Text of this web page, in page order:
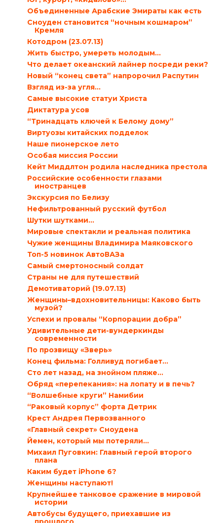
Объединенные Арабские Эмираты как есть
Сноуден становится “ночным кошмаром”
Кремля
Котодром (23.07.13)
Жить быстро, умереть молодым…
Что делает океанский лайнер посреди реки?
Новый “конец света” напророчил Распутин
Взгляд из-за угля…
Самые высокие статуи Христа
Диктатура усов
“Тринадцать ключей к Белому дому”
Виртуозы китайских подделок
Наше пионерское лето
Особая миссия России
Кейт Миддлтон родила наследника престола
Российские особенности глазами
иностранцев
Экскурсия по Белизу
Нефильтрованный русский футбол
Шутки шутками…
Мировые спектакли и реальная политика
Чужие женщины Владимира Маяковского
Топ-5 новинок АвтоВАЗа
Самый смертоносный солдат
Страны не для путешествий
Демотиваторий (19.07.13)
Женщины–вдохновительницы: Каково быть
музой?
Успехи и провалы “Корпорации добра”
Удивительные дети-вундеркинды
современности
По прозвищу «Зверь»
Конец фильма: Голливуд погибает…
Сто лет назад, на знойном пляже…
Обряд «перепекания»: на лопату и в печь?
“Волшебные круги” Намибии
“Раковый корпус” форта Детрик
Крест Андрея Первозванного
«Главный секрет» Сноудена
Йемен, который мы потеряли…
Михаил Пуговкин: Главный герой второго
плана
Каким будет iPhone 6?
Женщины наступают!
Крупнейшее танковое сражение в мировой
истории
Автобусы будущего, приехавшие из